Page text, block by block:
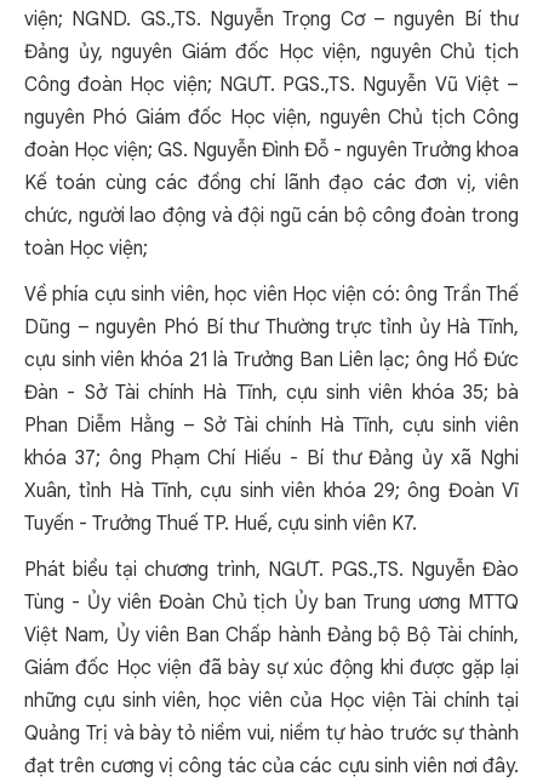
viện; NGND. GS.,TS. Nguyễn Trọng Cơ – nguyên Bí thư
Đảng ủy, nguyên Giám đốc Học viện, nguyên Chủ tịch
Công đoàn Học viện; NGƯT. PGS.,TS. Nguyễn Vũ Việt –
nguyên Phó Giám đốc Học viện, nguyên Chủ tịch Công
đoàn Học viện; GS. Nguyễn Đình Đỗ - nguyên Trưởng khoa
Kế toán cùng các đồng chí lãnh đạo các đơn vị, viên
chức, người lao động và đội ngũ cán bộ công đoàn trong
toàn Học viện;
Về phía cựu sinh viên, học viên Học viện có: ông Trần Thế
Dũng – nguyên Phó Bí thư Thường trực tỉnh ủy Hà Tĩnh,
cựu sinh viên khóa 21 là Trưởng Ban Liên lạc; ông Hồ Đức
Đàn - Sở Tài chính Hà Tĩnh, cựu sinh viên khóa 35; bà
Phan Diễm Hằng – Sở Tài chính Hà Tĩnh, cựu sinh viên
khóa 37; ông Phạm Chí Hiếu - Bí thư Đảng ủy xã Nghi
Xuân, tỉnh Hà Tĩnh, cựu sinh viên khóa 29; ông Đoàn Vĩ
Tuyến - Trưởng Thuế TP. Huế, cựu sinh viên K7.
Phát biểu tại chương trình, NGƯT. PGS.,TS. Nguyễn Đào
Tùng - Ủy viên Đoàn Chủ tịch Ủy ban Trung ương MTTQ
Việt Nam, Ủy viên Ban Chấp hành Đảng bộ Bộ Tài chính,
Giám đốc Học viện đã bày sự xúc động khi được gặp lại
những cựu sinh viên, học viên của Học viện Tài chính tại
Quảng Trị và bày tỏ niềm vui, niềm tự hào trước sự thành
đạt trên cương vị công tác của các cựu sinh viên nơi đây.